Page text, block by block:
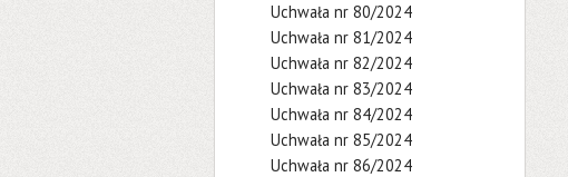
Uchwała nr 80/2024
Uchwała nr 81/2024
Uchwała nr 82/2024
Uchwała nr 83/2024
Uchwała nr 84/2024
Uchwała nr 85/2024
Uchwała nr 86/2024